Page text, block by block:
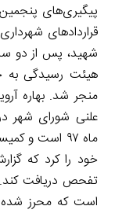
پیگیری‌های
قراردادهای
شهید، پس از دو
هیئت رسیدگی به
منجر شد. بهاره
علنی شورای شهر
ماه ۹۷ است
خود را کرد که
تفحص دریافت کند.
است که محرز شده